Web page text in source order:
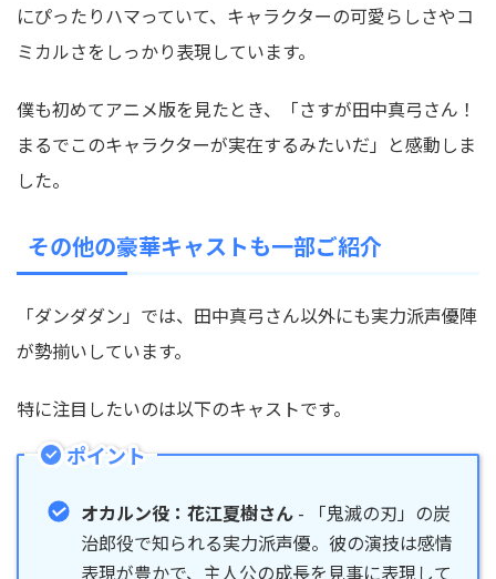
にぴったりハマっていて、キャラクターの可愛らしさやコ
ミカルさをしっかり表現しています。
僕も初めてアニメ版を見たとき、「さすが田中真弓さん！
まるでこのキャラクターが実在するみたいだ」と感動しま
した。
その他の豪華キャストも一部ご紹介
「ダンダダン」では、田中真弓さん以外にも実力派声優陣
が勢揃いしています。
特に注目したいのは以下のキャストです。
ポイント
オカルン役：花江夏樹さん - 「鬼滅の刃」の炭
治郎役で知られる実力派声優。彼の演技は感情
表現が豊かで、主人公の成長を見事に表現して